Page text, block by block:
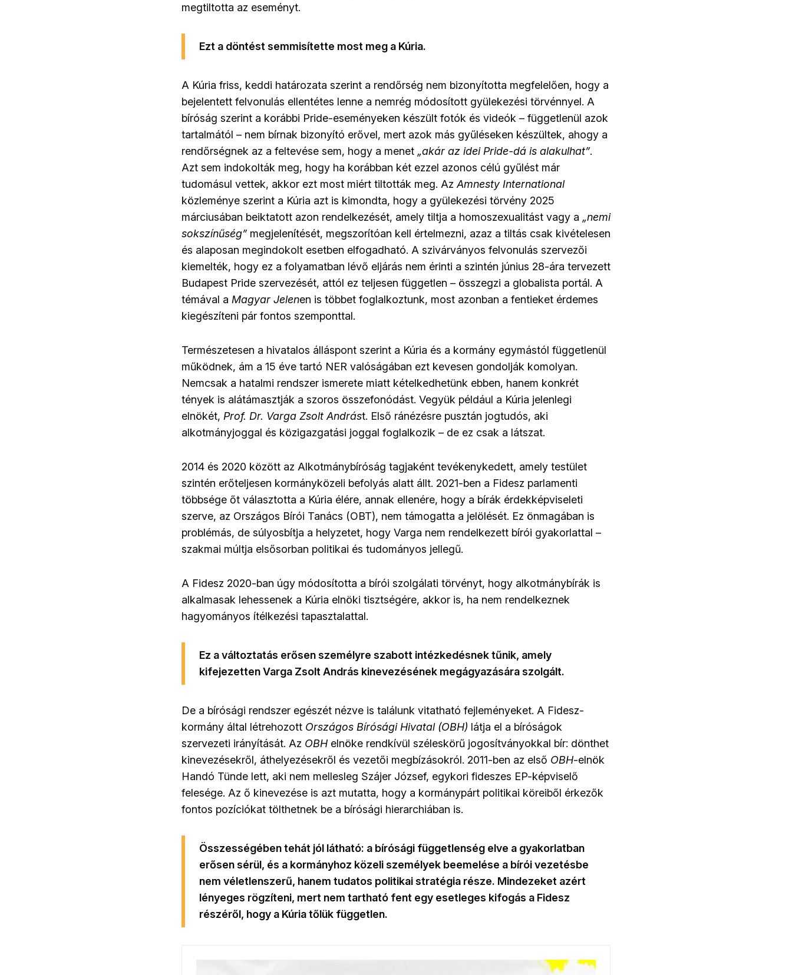
megtiltotta az eseményt.
Ezt a döntést semmisítette most meg a Kúria.
A Kúria friss, keddi határozata szerint a rendőrség nem bizonyította megfelelően, hogy a
bejelentett felvonulás ellentétes lenne a nemrég módosított gyülekezési törvénnyel. A
bíróság szerint a korábbi Pride-eseményeken készült fotók és videók – függetlenül azok
tartalmától – nem bírnak bizonyító erővel, mert azok más gyűléseken készültek, ahogy a
rendőrségnek az a feltevése sem, hogy a menet „akár az idei Pride-dá is alakulhat”.
Azt sem indokolták meg, hogy ha korábban két ezzel azonos célú gyűlést már
tudomásul vettek, akkor ezt most miért tiltották meg. Az Amnesty International
közleménye szerint a Kúria azt is kimondta, hogy a gyülekezési törvény 2025
márciusában beiktatott azon rendelkezését, amely tiltja a homoszexualitást vagy a „nemi
sokszínűség” megjelenítését, megszorítóan kell értelmezni, azaz a tiltás csak kivételesen
és alaposan megindokolt esetben elfogadható. A szivárványos felvonulás szervezői
kiemelték, hogy ez a folyamatban lévő eljárás nem érinti a szintén június 28-ára tervezett
Budapest Pride szervezését, attól ez teljesen független – összegzi a globalista portál. A
témával a Magyar Jelenen is többet foglalkoztunk, most azonban a fentieket érdemes
kiegészíteni pár fontos szemponttal.
Természetesen a hivatalos álláspont szerint a Kúria és a kormány egymástól függetlenül
működnek, ám a 15 éve tartó NER valóságában ezt kevesen gondolják komolyan.
Nemcsak a hatalmi rendszer ismerete miatt kételkedhetünk ebben, hanem konkrét
tények is alátámasztják a szoros összefonódást. Vegyük például a Kúria jelenlegi
elnökét, Prof. Dr. Varga Zsolt Andrást. Első ránézésre pusztán jogtudós, aki
alkotmányjoggal és közigazgatási joggal foglalkozik – de ez csak a látszat.
2014 és 2020 között az Alkotmánybíróság tagjaként tevékenykedett, amely testület
szintén erőteljesen kormányközeli befolyás alatt állt. 2021-ben a Fidesz parlamenti
többsége őt választotta a Kúria élére, annak ellenére, hogy a bírák érdekképviseleti
szerve, az Országos Bírói Tanács (OBT), nem támogatta a jelölését. Ez önmagában is
problémás, de súlyosbítja a helyzetet, hogy Varga nem rendelkezett bírói gyakorlattal –
szakmai múltja elsősorban politikai és tudományos jellegű.
A Fidesz 2020-ban úgy módosította a bírói szolgálati törvényt, hogy alkotmánybírák is
alkalmasak lehessenek a Kúria elnöki tisztségére, akkor is, ha nem rendelkeznek
hagyományos ítélkezési tapasztalattal.
Ez a változtatás erősen személyre szabott intézkedésnek tűnik, amely
kifejezetten Varga Zsolt András kinevezésének megágyazására szolgált.
De a bírósági rendszer egészét nézve is találunk vitatható fejleményeket. A Fidesz-
kormány által létrehozott Országos Bírósági Hivatal (OBH) látja el a bíróságok
szervezeti irányítását. Az OBH elnöke rendkívül széleskörű jogosítványokkal bír: dönthet
kinevezésekről, áthelyezésekről és vezetői megbízásokról. 2011-ben az első OBH-elnök
Handó Tünde lett, aki nem mellesleg Szájer József, egykori fideszes EP-képviselő
felesége. Az ő kinevezése is azt mutatta, hogy a kormánypárt politikai köreiből érkezők
fontos pozíciókat tölthetnek be a bírósági hierarchiában is.
Összességében tehát jól látható: a bírósági függetlenség elve a gyakorlatban
erősen sérül, és a kormányhoz közeli személyek beemelése a bírói vezetésbe
nem véletlenszerű, hanem tudatos politikai stratégia része. Mindezeket azért
lényeges rögzíteni, mert nem tartható fent egy esetleges kifogás a Fidesz
részéről, hogy a Kúria tőlük független.